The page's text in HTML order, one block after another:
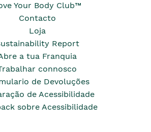
Your Body Club™
Contacto
Loja
Report
a tua Franquia
connosco
de Devoluções
de Acessibilidade
sobre Acessibilidade